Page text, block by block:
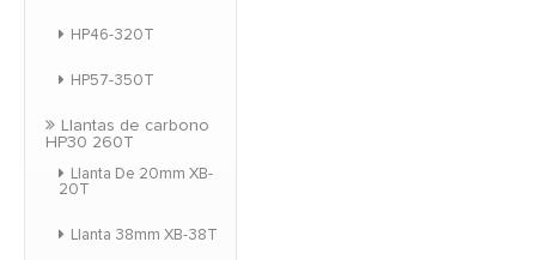
HP46-320T
HP57-350T
Llantas de carbono
HP30 260T
Llanta De 20mm XB-
20T
Llanta 38mm XB-38T